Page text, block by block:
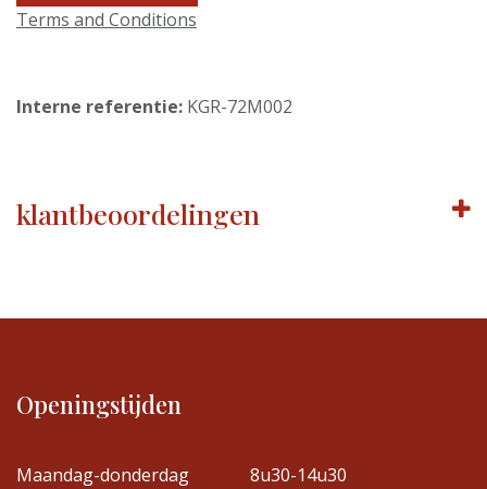
Terms and Conditions
Interne referentie: KGR-72M002
klantbeoordelingen
Openingstijden
Maandag-donderdag
8u30-14u30